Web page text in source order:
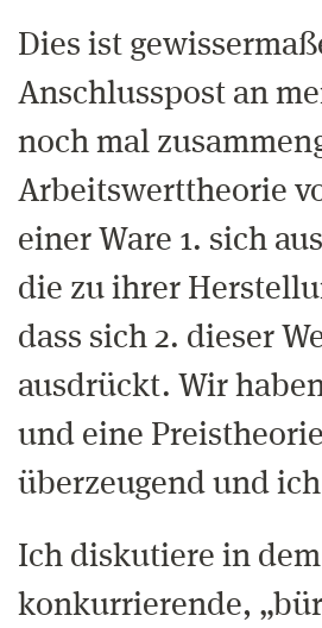
Dies ist
Anschlusspost an
noch mal
Arbeitswerttheorie
einer Ware 1. sich
die zu ihrer
dass sich 2. dieser
ausdrückt. Wir
und eine
überzeugend und
Ich diskutiere in
konkurrierende,